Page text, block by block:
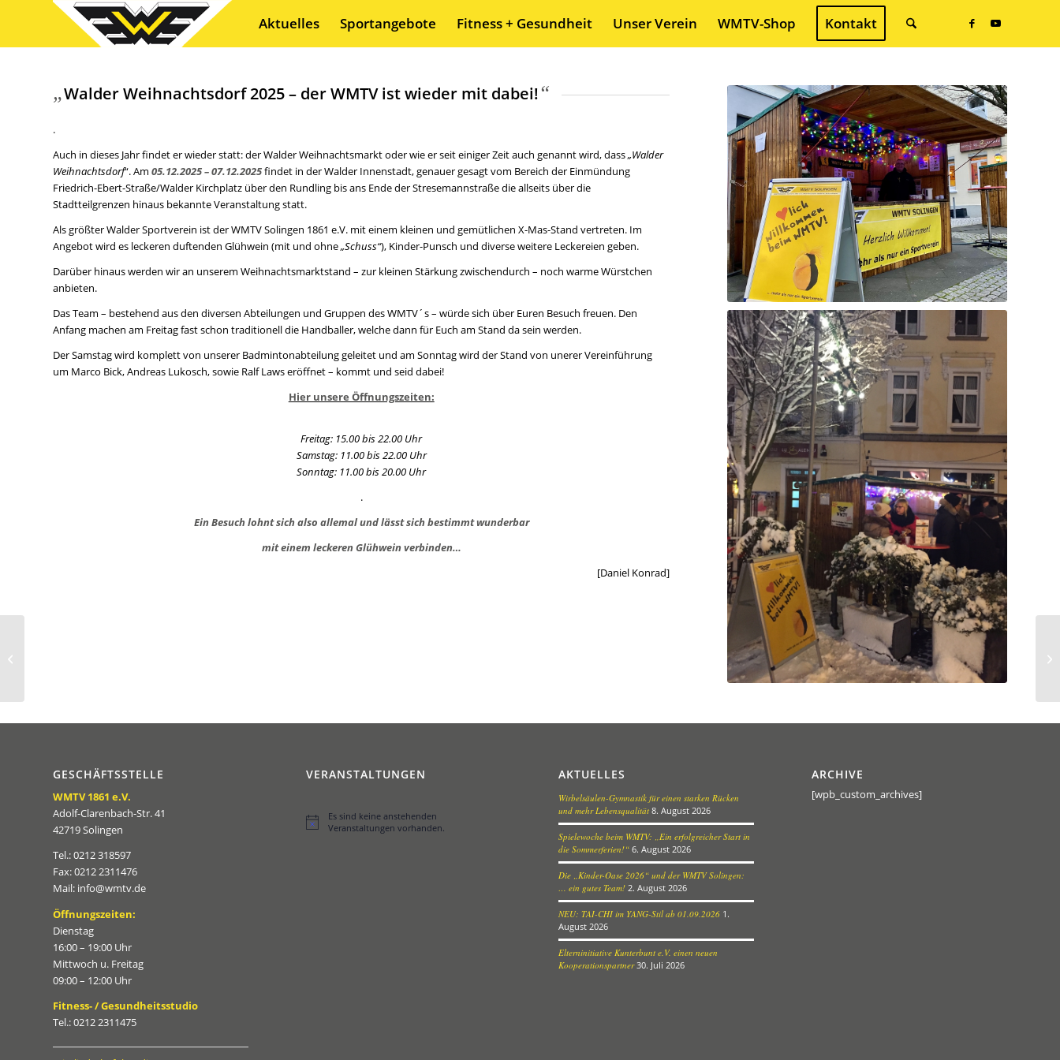
Aktuelles Sportangebote Fitness + Gesundheit Unser Verein WMTV-Shop Kontakt
„Walder Weihnachtsdorf 2025 – der WMTV ist wieder mit dabei!“
.
Auch in dieses Jahr findet er wieder statt: der Walder Weihnachtsmarkt oder wie er seit einiger Zeit auch genannt wird, dass„Walder
Weihnachtsdorf“. Am 05.12.2025 – 07.12.2025findet in der Walder Innenstadt, genauer gesagt vom Bereich der Einmündung
Friedrich-Ebert-Straße/Walder Kirchplatz über den Rundling bis ans Ende der Stresemannstraße die allseits über die
Stadtteilgrenzen hinaus bekannte Veranstaltung statt.
Als größter Walder Sportverein ist der WMTV Solingen 1861 e.V. mit einem kleinen und gemütlichen X-Mas-Stand vertreten. Im
Angebot wird es leckeren duftenden Glühwein (mit und ohne„Schuss“), Kinder-Punsch und diverse weitere Leckereien geben.
Darüber hinaus werden wir an unserem Weihnachtsmarktstand – zur kleinen Stärkung zwischendurch – noch warme Würstchen
anbieten.
Das Team – bestehend aus den diversen Abteilungen und Gruppen des WMTV´s – würde sich über Euren Besuch freuen. Den
Anfang machen am Freitag fast schon traditionell die Handballer, welche dann für Euch am Stand da sein werden.
Der Samstag wird komplett von unserer Badmintonabteilung geleitet und am Sonntag wird der Stand von unerer Vereinführung
um Marco Bick, Andreas Lukosch, sowie Ralf Laws eröffnet – kommt und seid dabei!
Hier unsere Öffnungszeiten:
Freitag: 15.00 bis 22.00 Uhr
Samstag: 11.00 bis 22.00 Uhr
Sonntag: 11.00 bis 20.00 Uhr
.
Ein Besuch lohnt sich also allemal und lässt sich bestimmt wunderbar
mit einem leckeren Glühwein verbinden…
[Daniel Konrad]
GESCHÄFTSSTELLE
WMTV 1861 e.V.
Adolf-Clarenbach-Str. 41
42719 Solingen
Tel.: 0212 318597
Fax: 0212 2311476
Mail: info@wmtv.de
Öffnungszeiten:
Dienstag
16:00 – 19:00 Uhr
Mittwoch u. Freitag
09:00 – 12:00 Uhr
Fitness- / Gesundheitsstudio
Tel.: 0212 2311475
VERANSTALTUNGEN
Hinweis
Es sind keine anstehenden
Veranstaltungen vorhanden.
AKTUELLES
Wirbelsäulen-Gymnastik für einen starken Rücken
und mehr Lebensqualität 8. August 2026
Spielewoche beim WMTV: „Ein erfolgreicher Start in
die Sommerferien!“ 6. August 2026
Die „Kinder-Oase 2026“ und der WMTV Solingen:
… ein gutes Team! 2. August 2026
NEU: TAI-CHI im YANG-Stil ab 01.09.2026 1.
August 2026
Elterninitiative Kunterbunt e.V. einen neuen
Kooperationspartner 30. Juli 2026
ARCHIVE
[wpb_custom_archives]